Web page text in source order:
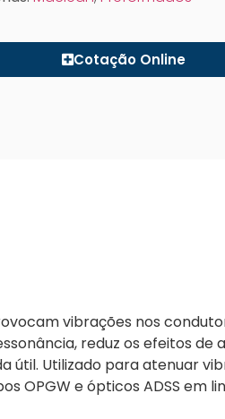
Cotação Online
vibrações nos
reduz os efeitos de
Utilizado para atenuar
OPGW e ópticos ADSS em